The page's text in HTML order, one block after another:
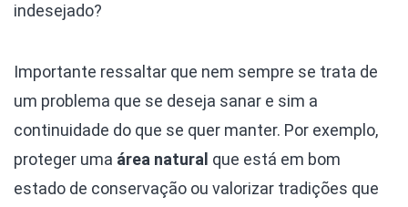
indesejado?
Importante ressaltar que nem sempre se trata de
um problema que se deseja sanar e sim a
continuidade do que se quer manter. Por exemplo,
proteger uma área natural que está em bom
estado de conservação ou valorizar tradições que